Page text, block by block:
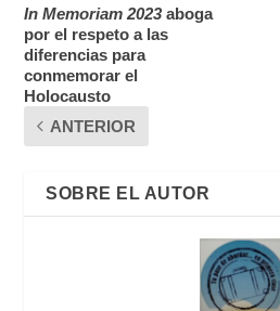
In Memoriam 2023 aboga
por el respeto a las
diferencias para
conmemorar el
Holocausto
ANTERIOR
SOBRE EL AUTOR